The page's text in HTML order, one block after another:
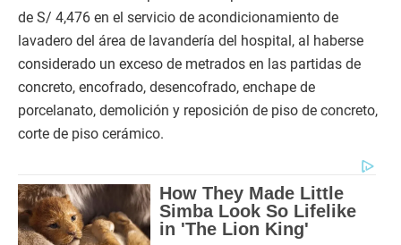
de S/ 4,476 en el servicio de acondicionamiento de
lavadero del área de lavandería del hospital, al haberse
considerado un exceso de metrados en las partidas de
concreto, encofrado, desencofrado, enchape de
porcelanato, demolición y reposición de piso de concreto,
corte de piso cerámico.